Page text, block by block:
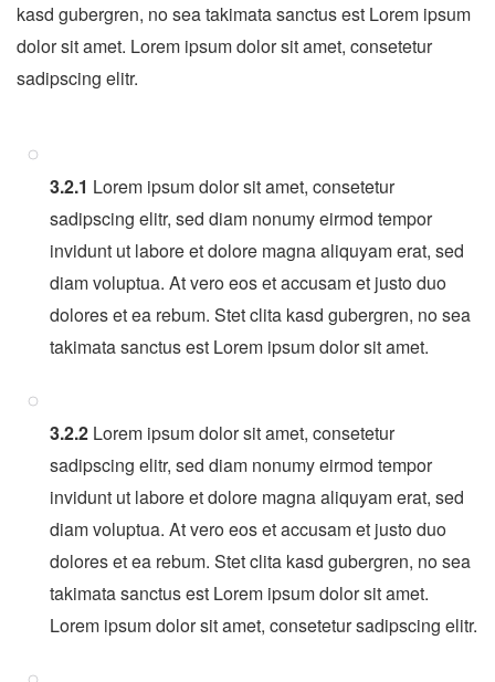
kasd gubergren, no sea takimata sanctus est Lorem ipsum
dolor sit amet. Lorem ipsum dolor sit amet, consetetur
sadipscing elitr.
3.2.1 Lorem ipsum dolor sit amet, consetetur
sadipscing elitr, sed diam nonumy eirmod tempor
invidunt ut labore et dolore magna aliquyam erat, sed
diam voluptua. At vero eos et accusam et justo duo
dolores et ea rebum. Stet clita kasd gubergren, no sea
takimata sanctus est Lorem ipsum dolor sit amet.
3.2.2 Lorem ipsum dolor sit amet, consetetur
sadipscing elitr, sed diam nonumy eirmod tempor
invidunt ut labore et dolore magna aliquyam erat, sed
diam voluptua. At vero eos et accusam et justo duo
dolores et ea rebum. Stet clita kasd gubergren, no sea
takimata sanctus est Lorem ipsum dolor sit amet.
Lorem ipsum dolor sit amet, consetetur sadipscing elitr.